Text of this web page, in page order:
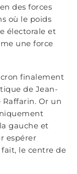
des forces
où le poids
électorale et
une force
finalement
de Jean-
Or un
gauche et
espérer
le centre de